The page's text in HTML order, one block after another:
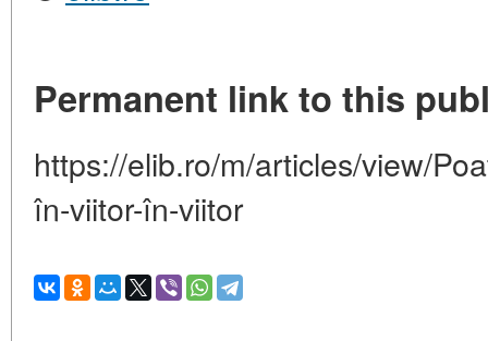
Permanent link to this
https://elib.ro/m/articles/view/
în-viitor-în-viitor